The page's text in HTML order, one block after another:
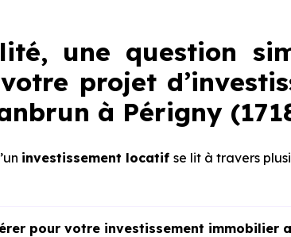
une question
projet
à Périgny
investissement locatif se lit à travers
pour votre investissement immobilier